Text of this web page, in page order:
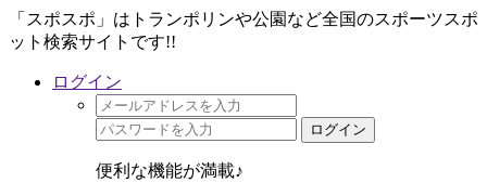
「スポスポ」はトランポリンや公園など全国のスポーツスポ
ット検索サイトです!!
ログイン
ログイン
便利な機能が満載♪